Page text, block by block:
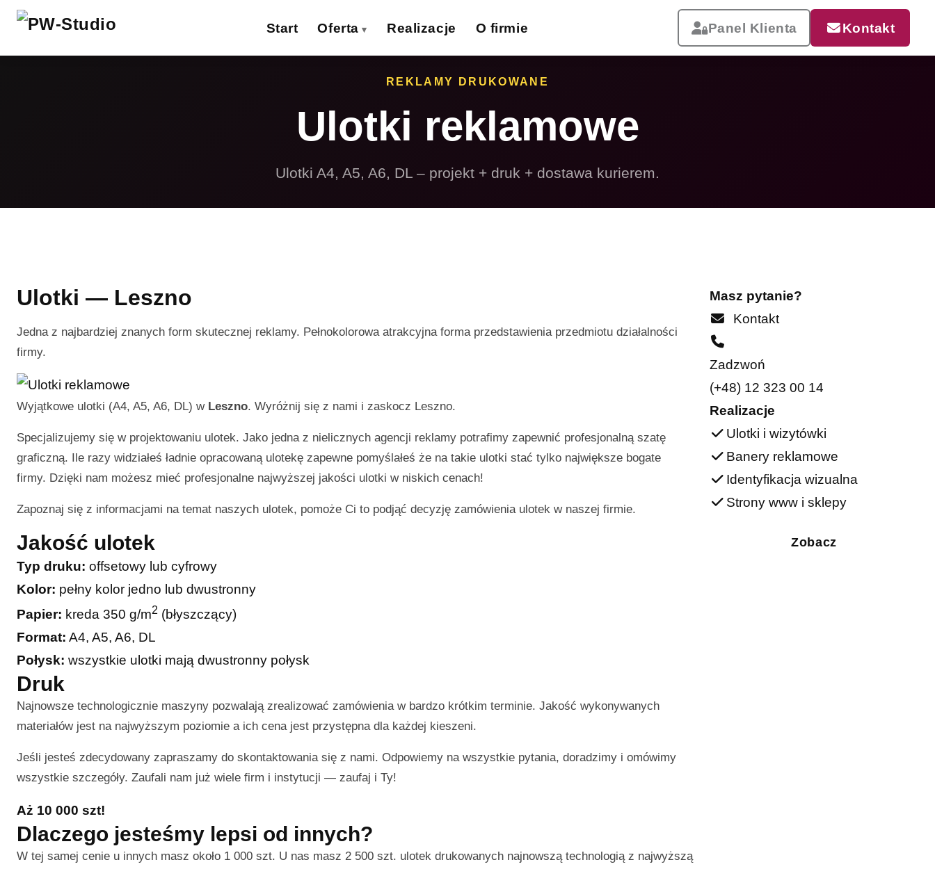
Start Oferta
Pełna oferta
› Ulotki
Plakaty › Banery wielkoformat.
Rollupy ›
Zobacz całą ofertę
Realizacje O firmie Panel Klienta Kontakt
REKLAMY DRUKOWANE
Ulotki reklamowe
Ulotki A4, A5, A6, DL – projekt + druk + dostawa kurierem.
Ulotki — Leszno
Jedna z najbardziej znanych form skutecznej reklamy. Pełnokolorowa atrakcyjna forma przedstawienia przedmiotu działalności
firmy.
Wyjątkowe ulotki (A4, A5, A6, DL) w Leszno. Wyróżnij się z nami i zaskocz Leszno.
Specjalizujemy się w projektowaniu ulotek. Jako jedna z nielicznych agencji reklamy potrafimy zapewnić profesjonalną szatę
graficzną. Ile razy widziałeś ładnie opracowaną ulotekę zapewne pomyślałeś że na takie ulotki stać tylko największe bogate
firmy. Dzięki nam możesz mieć profesjonalne najwyższej jakości ulotki w niskich cenach!
Zapoznaj się z informacjami na temat naszych ulotek, pomoże Ci to podjąć decyzję zamówienia ulotek w naszej firmie.
Jakość ulotek
Typ druku: offsetowy lub cyfrowy
Kolor: pełny kolor jedno lub dwustronny
Papier: kreda 350 g/m2 (błyszczący)
Format: A4, A5, A6, DL
Połysk: wszystkie ulotki mają dwustronny połysk
Druk
Najnowsze technologicznie maszyny pozwalają zrealizować zamówienia w bardzo krótkim terminie. Jakość wykonywanych
materiałów jest na najwyższym poziomie a ich cena jest przystępna dla każdej kieszeni.
Jeśli jesteś zdecydowany zapraszamy do skontaktowania się z nami. Odpowiemy na wszystkie pytania, doradzimy i omówimy
wszystkie szczegóły. Zaufali nam już wiele firm i instytucji — zaufaj i Ty!
Aż 10 000 szt!
Dlaczego jesteśmy lepsi od innych?
W tej samej cenie u innych masz około 1 000 szt. U nas masz 2 500 szt. ulotek drukowanych najnowszą technologią z najwyższą
Masz pytanie?
Kontakt
Zadzwoń
(+48) 12 323 00 14
Realizacje
Ulotki i wizytówki
Banery reklamowe
Identyfikacja wizualna
Strony www i sklepy
Zobacz